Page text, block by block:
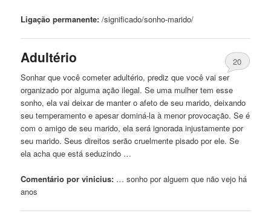
Ligação permanente: /significado/sonho-marido/
Adultério
20
Sonharque você cometer adultério, predizque vocêvai ser
organizado por alguma ação ilegal. Se uma mulher tem esse
sonho, elavai deixar de manter o afeto de seu marido, deixando
seu temperamento e apesar dominá-la à menor provocação. Se é
com o amigo de seu marido, ela será ignorada injustamente por
seu marido. Seus direitos serão cruelmente pisado por ele. Se
ela achaque está seduzindo …
Comentário por vinicius: … sonho por alguemque não vejo há
anos